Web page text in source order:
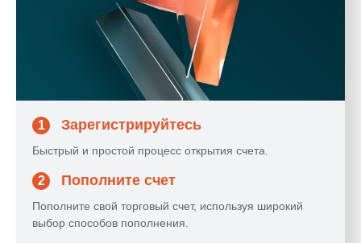
1 Зарегистрируйтесь
Быстрый и простой процесс открытия счета.
2 Пополните счет
Пополните свой торговый счет, используя широкий
выбор способов пополнения.